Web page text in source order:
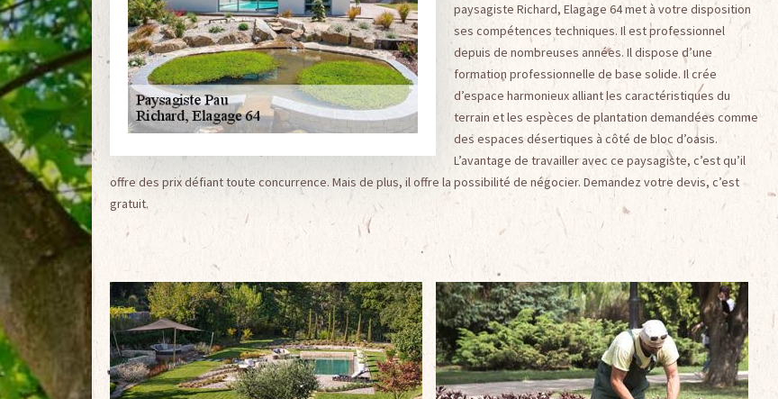
paysagiste Richard, Elagage 64 met à votre disposition
ses compétences techniques. Il est professionnel
depuis de nombreuses années. Il dispose d’une
formation professionnelle de base solide. Il crée
d’espace harmonieux alliant les caractéristiques du
terrain et les espèces de plantation demandées comme
des espaces désertiques à côté de bloc d’oasis.
L’avantage de travailler avec ce paysagiste, c’est qu’il
offre des prix défiant toute concurrence. Mais de plus, il offre la possibilité de négocier. Demandez votre devis, c’est
gratuit.